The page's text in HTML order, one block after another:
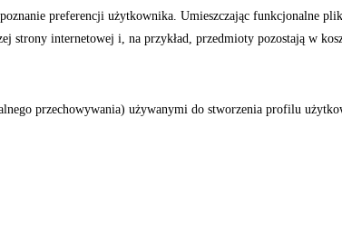
preferencji użytkownika. Umieszczając funkcjonalne
strony internetowej i, na przykład, przedmioty pozostają w
przechowywania) używanymi do stworzenia profilu